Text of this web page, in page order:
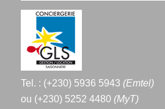
Tel. : (+230) 5936 5943 (Emtel)
ou (+230) 5252 4480 (MyT)